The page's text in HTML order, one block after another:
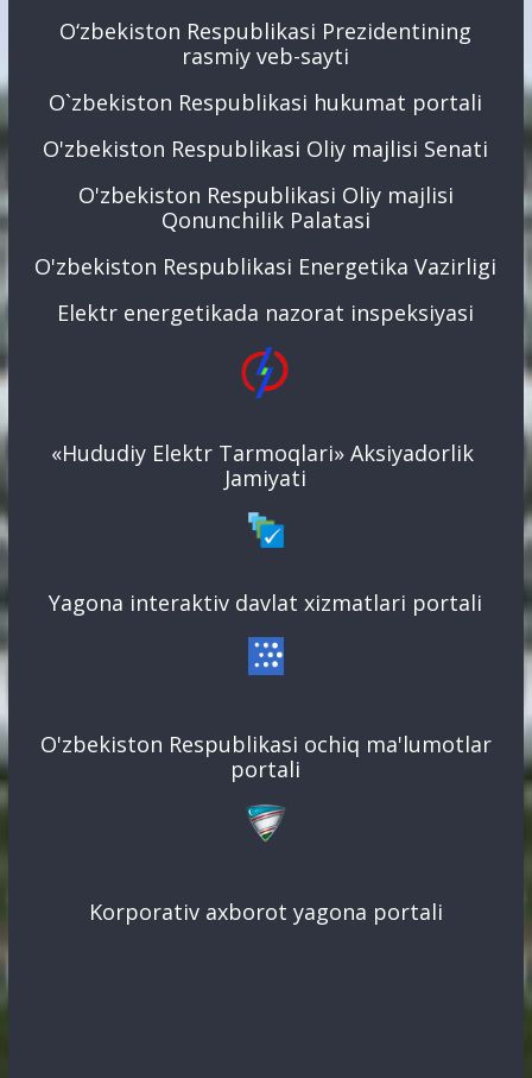
O‘zbekiston Respublikasi Prezidentining
rasmiy veb-sayti
O`zbekiston Respublikasi hukumat portali
O'zbekiston Respublikasi Oliy majlisi Senati
O'zbekiston Respublikasi Oliy majlisi
Qonunchilik Palatasi
O'zbekiston Respublikasi Energetika Vazirligi
Elektr energetikada nazorat inspeksiyasi
«Hududiy Elektr Tarmoqlari» Aksiyadorlik
Jamiyati
Yagona interaktiv davlat xizmatlari portali
O'zbekiston Respublikasi ochiq ma'lumotlar
portali
Korporativ axborot yagona portali